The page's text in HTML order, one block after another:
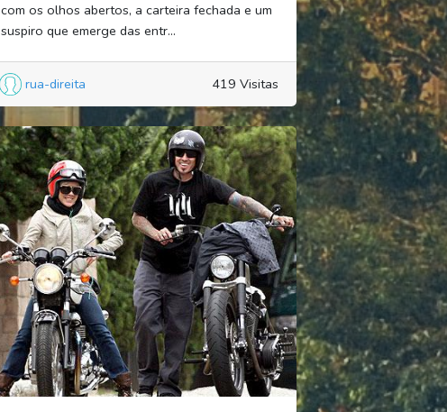
com os olhos abertos, a carteira fechada e um
suspiro que emerge das entr...
rua-direita 419 Visitas